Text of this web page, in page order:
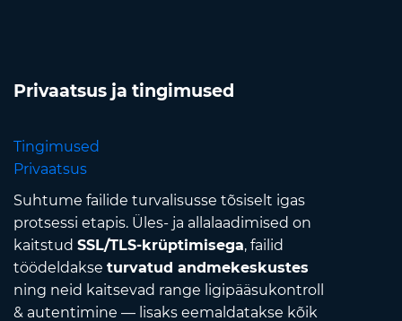
Privaatsus ja tingimused
Tingimused
Privaatsus
Suhtume failide turvalisusse tõsiselt igas
protsessi etapis. Üles- ja allalaadimised on
kaitstud SSL/TLS-krüptimisega, failid
töödeldakse turvatud andmekeskustes
ning neid kaitsevad range ligipääsukontroll
& autentimine — lisaks eemaldatakse kõik